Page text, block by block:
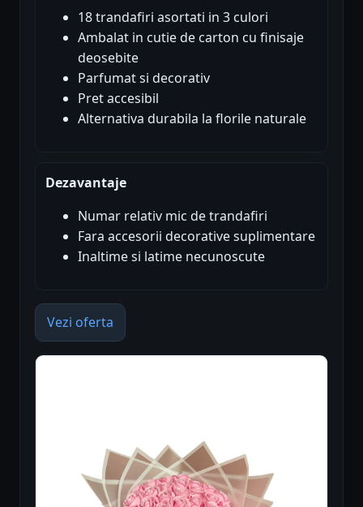
18 trandafiri asortati in 3 culori
Ambalat in cutie de carton cu finisaje
deosebite
Parfumat si decorativ
Pret accesibil
Alternativa durabila la florile naturale
Dezavantaje
Numar relativ mic de trandafiri
Fara accesorii decorative suplimentare
Inaltime si latime necunoscute
Vezi oferta